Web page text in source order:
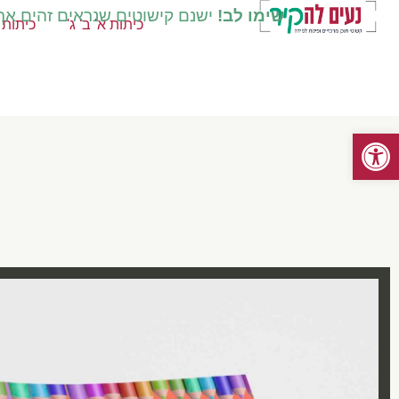
פתח סרגל נגישות
שימו לב! ישנם קישוטים שנראים זהים
כיתות א' ב' ג'